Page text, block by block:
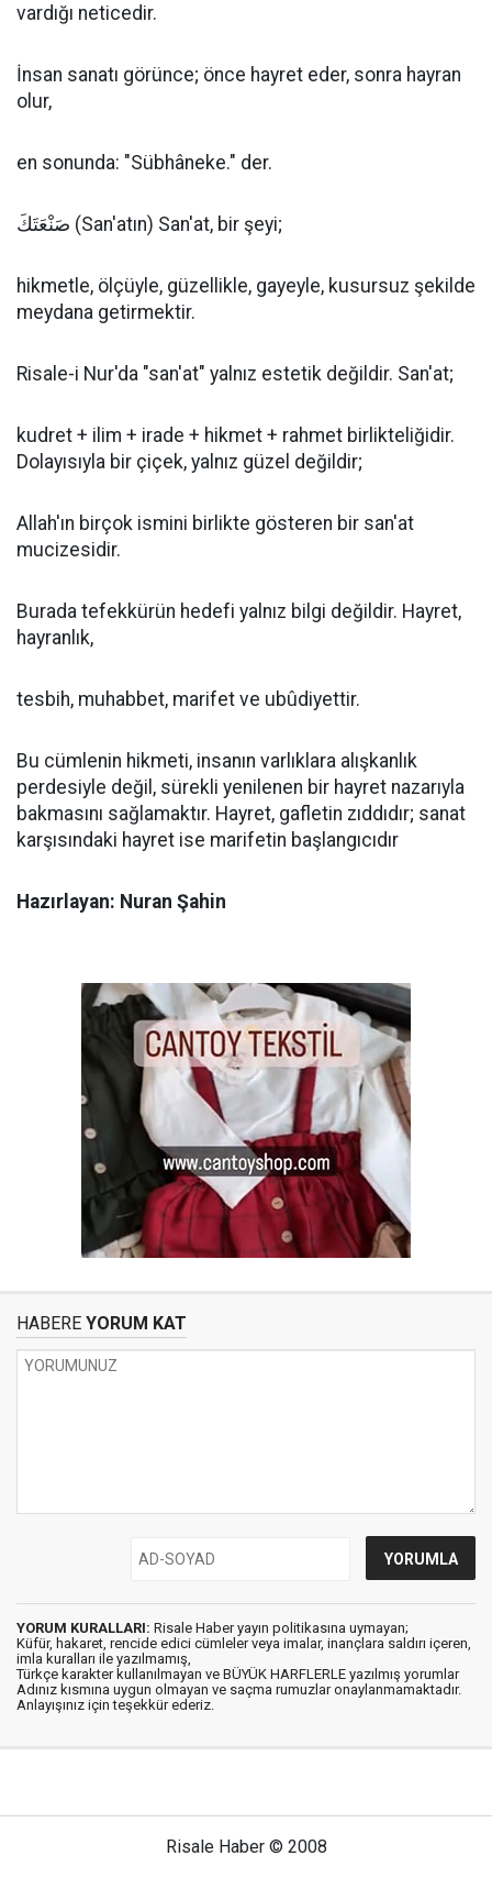
vardığı neticedir.
İnsan sanatı görünce; önce hayret eder, sonra hayran
olur,
en sonunda: "Sübhâneke." der.
صَنْعَتَكَ (San'atın) San'at, bir şeyi;
hikmetle, ölçüyle, güzellikle, gayeyle, kusursuz şekilde
meydana getirmektir.
Risale-i Nur'da "san'at" yalnız estetik değildir. San'at;
kudret + ilim + irade + hikmet + rahmet birlikteliğidir.
Dolayısıyla bir çiçek, yalnız güzel değildir;
Allah'ın birçok ismini birlikte gösteren bir san'at
mucizesidir.
Burada tefekkürün hedefi yalnız bilgi değildir. Hayret,
hayranlık,
tesbih, muhabbet, marifet ve ubûdiyettir.
Bu cümlenin hikmeti, insanın varlıklara alışkanlık
perdesiyle değil, sürekli yenilenen bir hayret nazarıyla
bakmasını sağlamaktır. Hayret, gafletin zıddıdır; sanat
karşısındaki hayret ise marifetin başlangıcıdır
Hazırlayan: Nuran Şahin
HABERE YORUM KAT
YORUM KURALLARI: Risale Haber yayın politikasına uymayan;
Küfür, hakaret, rencide edici cümleler veya imalar, inançlara saldırı içeren,
imla kuralları ile yazılmamış,
Türkçe karakter kullanılmayan ve BÜYÜK HARFLERLE yazılmış yorumlar
Adınız kısmına uygun olmayan ve saçma rumuzlar onaylanmamaktadır.
Anlayışınız için teşekkür ederiz.
Risale Haber © 2008